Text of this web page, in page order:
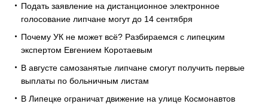
Подать заявление на дистанционное электронное
голосование липчане могут до 14 сентября
Почему УК не может всё? Разбираемся с липецким
экспертом Евгением Коротаевым
В августе самозанятые липчане смогут получить первые
выплаты по больничным листам
В Липецке ограничат движение на улице Космонавтов